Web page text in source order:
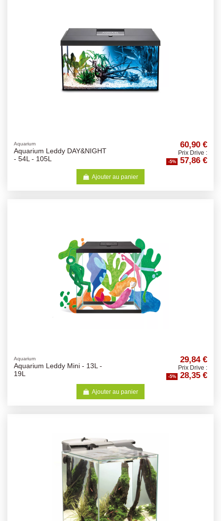
Aquarium
Aquarium Leddy DAY&NIGHT
- 54L - 105L
60,90 €
Prix Drive :
-5% 57,86 €
Ajouter au panier
Aquarium
Aquarium Leddy Mini - 13L -
19L
29,84 €
Prix Drive :
-5% 28,35 €
Ajouter au panier